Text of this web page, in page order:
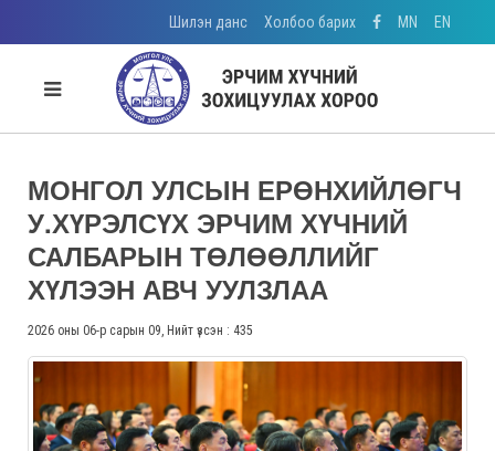
Шилэн данс Холбоо барих MN EN
МОНГОЛ УЛСЫН ЕРӨНХИЙЛӨГЧ
У.ХҮРЭЛСҮХ ЭРЧИМ ХҮЧНИЙ
САЛБАРЫН ТӨЛӨӨЛЛИЙГ
ХҮЛЭЭН АВЧ УУЛЗЛАА
2026 оны 06-р сарын 09, Нийт үзсэн : 435